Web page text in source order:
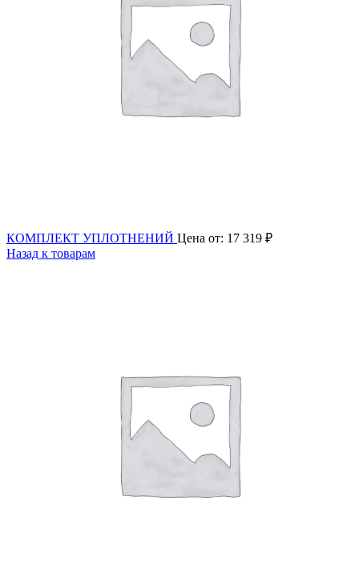
КОМПЛЕКТ УПЛОТНЕНИЙ Цена от: 17 319 ₽
Назад к товарам